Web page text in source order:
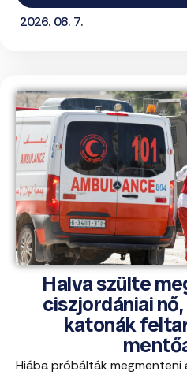
2026. 08. 7.
Halva szülte
ciszjordániai
katonák
Hiába próbálták